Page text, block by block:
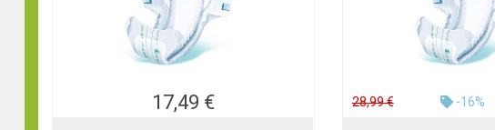
17,49 € 28,99 € -16%